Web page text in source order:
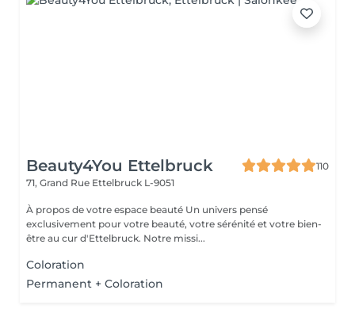
Beauty4You Ettelbruck
110
71, Grand Rue Ettelbruck L-9051
À propos de votre espace beauté Un univers pensé
exclusivement pour votre beauté, votre sérénité et votre bien-
être au cur d'Ettelbruck. Notre missi...
Coloration
Permanent + Coloration